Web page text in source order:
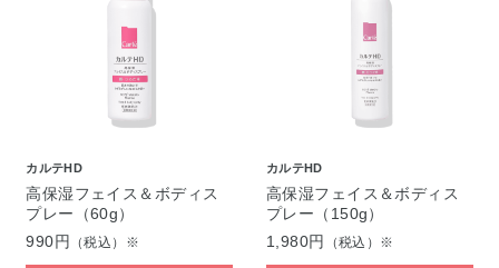
カルテHD
高保湿フェイス＆ボディス
プレー（60g）
990円
（税込）※
カルテHD
高保湿フェイス＆ボディス
プレー（150g）
1,980円
（税込）※